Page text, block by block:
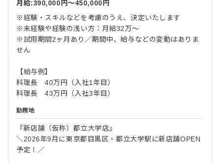
月給:390,000円〜450,000円
※経験・スキルなどを考慮のうえ、決定いたします
※未経験や経験の浅い方：月給32万～
※試用期間2ヶ月あり／期間中、給与などの変動はありま
せん
【給与例】
料理長 40万円（入社1年目）
料理長 43万円（入社3年目）
勤務地
『新店舗（仮称）都立大学店』
＼2026年9月に東京都目黒区・都立大学駅に新店舗OPEN
予定！／